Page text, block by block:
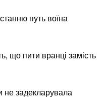
путь воїна
що пити вранці замість
не задекларувала